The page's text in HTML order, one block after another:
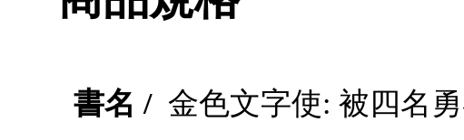
書名 / 金色文字使: 被四名